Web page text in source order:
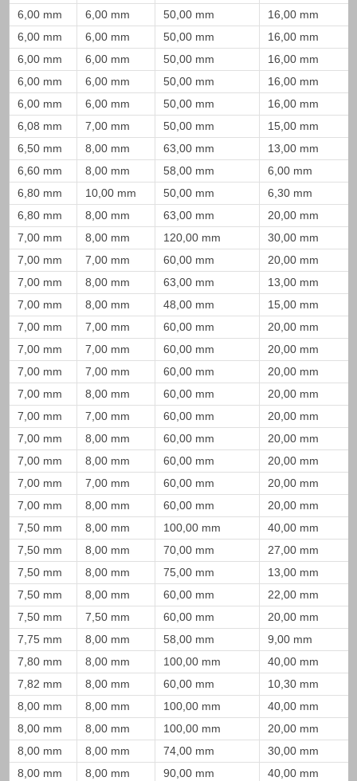
6,00 mm
6,00 mm 50,00 mm
16,00 mm
6,00 mm
6,00 mm 50,00 mm
16,00 mm
6,00 mm
6,00 mm 50,00 mm
16,00 mm
6,00 mm
6,00 mm 50,00 mm
16,00 mm
6,00 mm
6,00 mm 50,00 mm
16,00 mm
6,08 mm
7,00 mm 50,00 mm
15,00 mm
6,50 mm
8,00 mm 63,00 mm
13,00 mm
6,60 mm
8,00 mm 58,00 mm
6,00 mm
6,80 mm
10,00 mm 50,00 mm
6,30 mm
6,80 mm
8,00 mm 63,00 mm
20,00 mm
7,00 mm
8,00 mm 120,00 mm
30,00 mm
7,00 mm
7,00 mm 60,00 mm
20,00 mm
7,00 mm
8,00 mm 63,00 mm
13,00 mm
7,00 mm
8,00 mm 48,00 mm
15,00 mm
7,00 mm
7,00 mm 60,00 mm
20,00 mm
7,00 mm
7,00 mm 60,00 mm
20,00 mm
7,00 mm
7,00 mm 60,00 mm
20,00 mm
7,00 mm
8,00 mm 60,00 mm
20,00 mm
7,00 mm
7,00 mm 60,00 mm
20,00 mm
7,00 mm
8,00 mm 60,00 mm
20,00 mm
7,00 mm
8,00 mm 60,00 mm
20,00 mm
7,00 mm
7,00 mm 60,00 mm
20,00 mm
7,00 mm
8,00 mm 60,00 mm
20,00 mm
7,50 mm
8,00 mm 100,00 mm
40,00 mm
7,50 mm
8,00 mm 70,00 mm
27,00 mm
7,50 mm
8,00 mm 75,00 mm
13,00 mm
7,50 mm
8,00 mm 60,00 mm
22,00 mm
7,50 mm
7,50 mm 60,00 mm
20,00 mm
7,75 mm
8,00 mm 58,00 mm
9,00 mm
7,80 mm
8,00 mm 100,00 mm
40,00 mm
7,82 mm
8,00 mm 60,00 mm
10,30 mm
8,00 mm
8,00 mm 100,00 mm
40,00 mm
8,00 mm
8,00 mm 100,00 mm
20,00 mm
8,00 mm
8,00 mm 74,00 mm
30,00 mm
8,00 mm
8,00 mm 90,00 mm
40,00 mm